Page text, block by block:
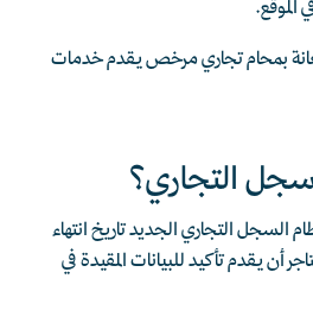
الموقع.
بمحام تجاري مرخص يقدم خدمات
التجاري؟
السجل التجاري الجديد تاريخ انتهاء
أن يقدم تأكيد للبيانات المقيدة في